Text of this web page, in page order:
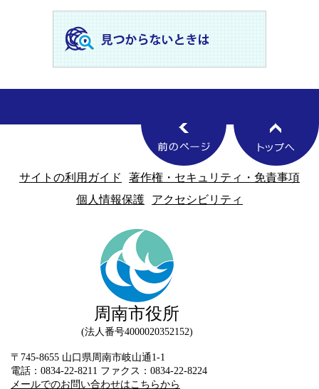
サイトの利用ガイド
著作権・セキュリティ・免責事項
個人情報保護
アクセシビリティ
周南市役所
法人番号4000020352152
〒745-8655 山口県周南市岐山通1-1
電話：0834-22-8211 ファクス：0834-22-8224
メールでのお問い合わせはこちらから